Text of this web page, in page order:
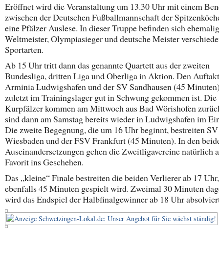
Eröffnet wird die Veranstaltung um 13.30 Uhr mit einem
zwischen der Deutschen Fußballmannschaft der
eine Pfälzer Auslese. In dieser Truppe befinden sich
Weltmeister, Olympiasieger und deutsche Meister
Sportarten.
Ab 15 Uhr tritt dann das genannte Quartett aus der zweiten
Bundesliga, dritten Liga und Oberliga in Aktion. Den
Arminia Ludwigshafen und der SV Sandhausen (45
zuletzt im Trainingslager gut in Schwung gekommen ist. Die
Kurpfälzer kommen am Mittwoch aus Bad Wörishofen
sind dann am Samstag bereits wieder in Ludwigshafen im
Die zweite Begegnung, die um 16 Uhr beginnt, bestreiten
Wiesbaden und der FSV Frankfurt (45 Minuten). In den
Auseinandersetzungen gehen die Zweitligavereine natürlich
Favorit ins Geschehen.
Das „kleine“ Finale bestreiten die beiden Verlierer ab 17
ebenfalls 45 Minuten gespielt wird. Zweimal 30 Minuten
wird das Endspiel der Halbfinalgewinner ab 18 Uhr